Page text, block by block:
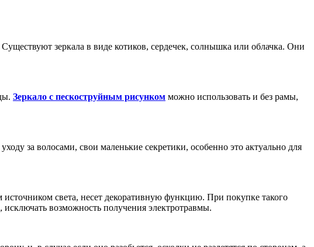
зеркала в виде котиков, сердечек, солнышка или облачка. Они
Зеркало с пескоструйным рисунком можно использовать и без рамы,
за волосами, свои маленькие секретики, особенно это актуально для
света, несет декоративную функцию. При покупке такого
возможность получения электротравмы.